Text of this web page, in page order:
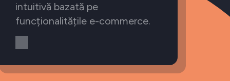
intuitivă bazată pe
funcționalitățile e-commerce.